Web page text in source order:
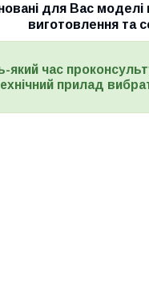
для Вас
виготовлення та
який час
прилад